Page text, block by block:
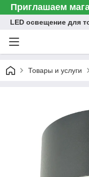
Приглашаем
LED освещение для
Товары и услуги